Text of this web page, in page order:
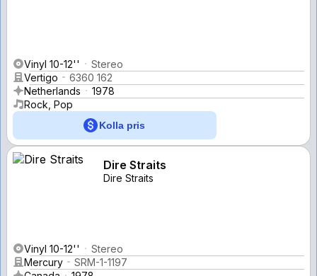
Vinyl 10-12''
Stereo
Vertigo
6360 162
Netherlands
1978
Rock, Pop
Kolla pris
Dire Straits
Dire Straits
Vinyl 10-12''
Stereo
Mercury
SRM-1-1197